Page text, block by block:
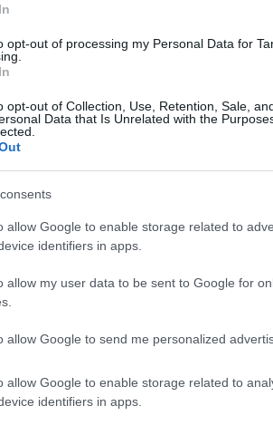
opt-out of processing my Personal Data for
opt-out of Collection, Use, Retention, Sale,
Data that Is Unrelated with the
allow Google to enable storage related to
identifiers in apps.
allow my user data to be sent to Google for
allow Google to send me personalized
allow Google to enable storage related to
identifiers in apps.
tutti avranno un
scegliere l’Italia:
spesso vanno in vacanza
i luoghi più...
una delle vie più
si nasconde un
storico della Capitale riapre al